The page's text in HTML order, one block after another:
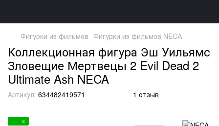
Фигурки из фильмов Фигурки из фильмов NECA
Коллекционная фигура Эш Уильямс
Зловещие Мертвецы 2 Evil Dead 2
Ultimate Ash NECA
Артикул: 634482419571 1 отзыв
3